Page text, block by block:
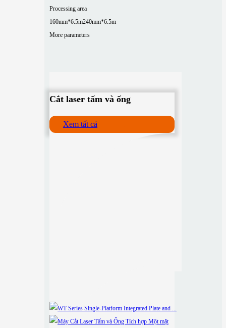
Processing area
160mm*6.5m240mm*6.5m
More parameters
Cắt laser tấm và ống
Xem tất cả